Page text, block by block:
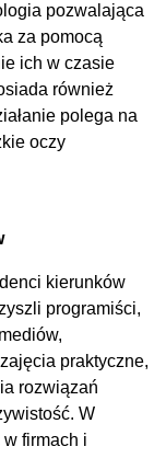
pozwalająca
za pomocą
ich w czasie
również
polega na
oczy
kierunków
programiści,
praktyczne,
rozwiązań
W
firmach i